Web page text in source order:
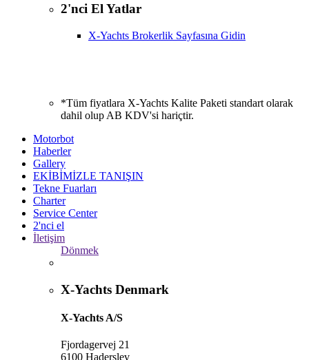
2'nci El Yatlar
X-Yachts Brokerlik Sayfasına Gidin
*Tüm fiyatlara X-Yachts Kalite Paketi standart olarak
dahil olup AB KDV'si hariçtir.
Motorbot
Haberler
Gallery
EKİBİMİZLE TANIŞIN
Tekne Fuarları
Charter
Service Center
2'nci el
İletişim
Dönmek
X-Yachts Denmark
X-Yachts A/S
Fjordagervej 21
6100 Haderslev